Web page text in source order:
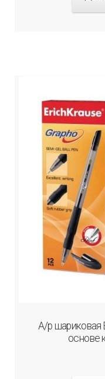
А/р шариковая
основе